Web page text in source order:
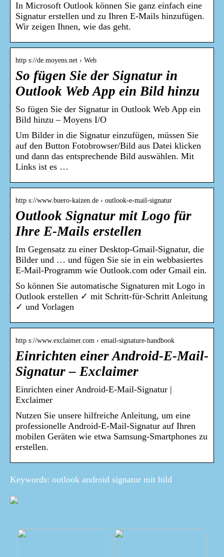
In Microsoft Outlook können Sie ganz einfach eine
Signatur erstellen und zu Ihren E-Mails hinzufügen.
Wir zeigen Ihnen, wie das geht.
http s://de.moyens.net › Web
So fügen Sie der Signatur in
Outlook Web App ein Bild hinzu
So fügen Sie der Signatur in Outlook Web App ein
Bild hinzu – Moyens I/O
Um Bilder in die Signatur einzufügen, müssen Sie
auf den Button Fotobrowser/Bild aus Datei klicken
und dann das entsprechende Bild auswählen. Mit
Links ist es …
http s://www.buero-kaizen.de › outlook-e-mail-signatur
Outlook Signatur mit Logo für
Ihre E-Mails erstellen
Im Gegensatz zu einer Desktop-Gmail-Signatur, die
Bilder und … und fügen Sie sie in ein webbasiertes
E-Mail-Programm wie Outlook.com oder Gmail ein.
So können Sie automatische Signaturen mit Logo in
Outlook erstellen ✓ mit Schritt-für-Schritt Anleitung
✓ und Vorlagen
http s://www.exclaimer.com › email-signature-handbook
Einrichten einer Android-E-Mail-
Signatur – Exclaimer
Einrichten einer Android-E-Mail-Signatur |
Exclaimer
Nutzen Sie unsere hilfreiche Anleitung, um eine
professionelle Android-E-Mail-Signatur auf Ihren
mobilen Geräten wie etwa Samsung-Smartphones zu
erstellen.
Keywords: outlook android signatur mit bild